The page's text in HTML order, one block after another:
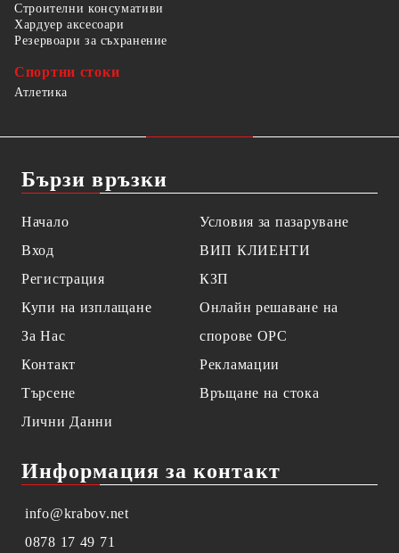
Строителни консумативи
Хардуер аксесоари
Резервоари за съхранение
Спортни стоки
Атлетика
Бързи връзки
Начало
Вход
Регистрация
Купи на изплащане
За Нас
Контакт
Търсене
Лични Данни
Условия за пазаруване
ВИП КЛИЕНТИ
КЗП
Онлайн решаване на
спорове OPC
Рекламации
Връщане на стока
Информация за контакт
info@krabov.net
0878 17 49 71